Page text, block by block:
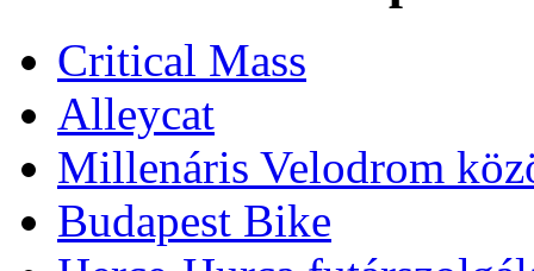
Critical Mass
Alleycat
Millenáris Velodrom
Budapest Bike